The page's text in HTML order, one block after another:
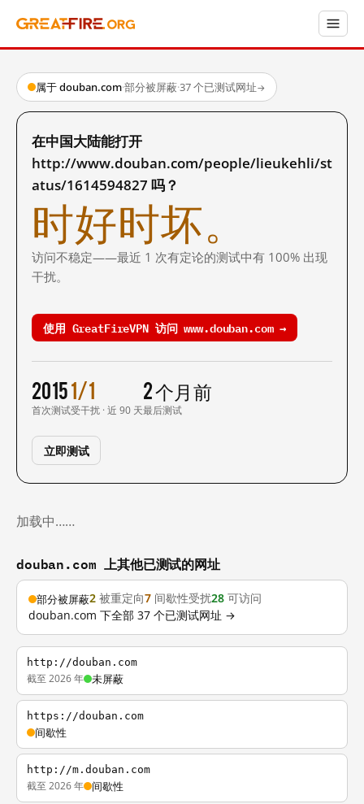
属于 douban.com·部分被屏蔽·37 个已测试网址→
在中国大陆能打开
http://www.douban.com/people/lieukehli/st
atus/1614594827 吗？
时好时坏。
访问不稳定——最近 1 次有定论的测试中有 100% 出现
干扰。
使用 GreatFireVPN 访问 www.douban.com →
2015
首次测试
1/1
受干扰 · 近 90 天
2 个月前
最后测试
立即测试
加载中……
douban.com 上其他已测试的网址
部分被屏蔽2 被重定向7 间歇性受扰28 可访问
douban.com 下全部 37 个已测试网址 →
http://douban.com
截至 2026 年 未屏蔽
https://douban.com
间歇性
http://m.douban.com
截至 2026 年 间歇性